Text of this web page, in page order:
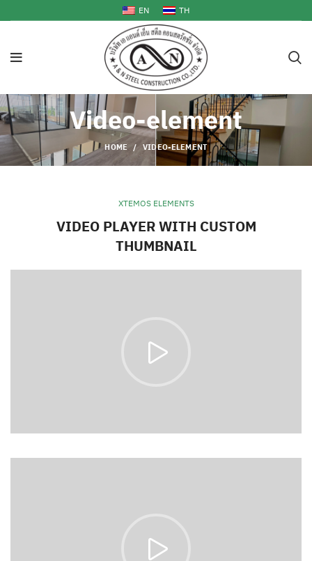
EN TH
Video-element
HOME VIDEO-ELEMENT
XTEMOS ELEMENTS
VIDEO PLAYER WITH CUSTOM
THUMBNAIL